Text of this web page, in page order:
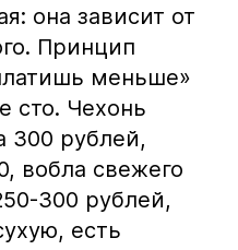
она зависит от
Принцип
меньше»
сто. Чехонь
300 рублей,
вобла свежего
300 рублей,
есть